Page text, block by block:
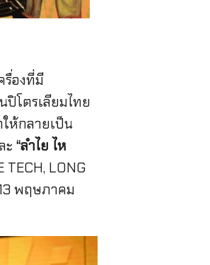
รื่องที่มี
โตรเลียมไทย
ห้กลายเป็น
ะ “ลำไย ไห
LONG
พฤษภาคม